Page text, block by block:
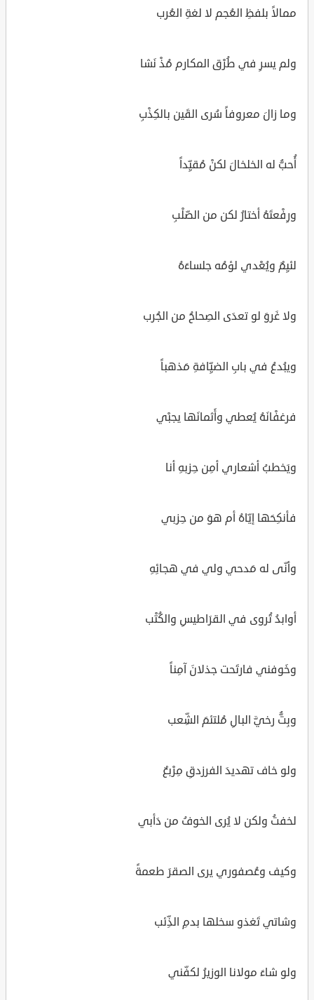
ممالاً بلفظِ العُجم لا لغةِ العُرب
ولم يسرِ في طُرْق المكارم مُذْ نَشا
وما زالَ معروفاً سُرى القَين بالكِذْبِ
أُحبُّ له الخلخالَ لكنْ مُقيِّداً
ورِفْعتَهُ أختارُ لكن من الصّلْبِ
لئيِمٌ ويُعْدي لؤمُه جلساءَهُ
ولا غَروَ لو تعدَى الصِحاحُ من الجُرب
ويبُدعُ في بابِ الضيِّافةِ مَذهباً
فرغفْانَهُ يُعطي وأَثمانَها يجبْي
ويَخطبُ أشعاري أمِن حِزبهِ أنا
فأنكِحَها إيّاهُ أم هوَ من حِزبي
وأنّى له مَدحي ولي في هجائِهِ
أوابدُ تُروى في القرَاطيسِ والكُتْب
وخَوفني فارتَحت جذلانَ آمِناً
وبِتُّ رخيَّ البالِ مُلتئمَ الشِّعب
ولو خاف تهديدَ الفرزدقِ مِرْبعٌ
لخفتُ ولكن لا يُرى الخوفُ من دَأبي
وكيف وعُصفوري يرى الصقرَ طعمةً
وشاتي تَغذو سخلها بدمِ الذِّئب
ولو شاءَ مولانا الوزيرُ لكفّني